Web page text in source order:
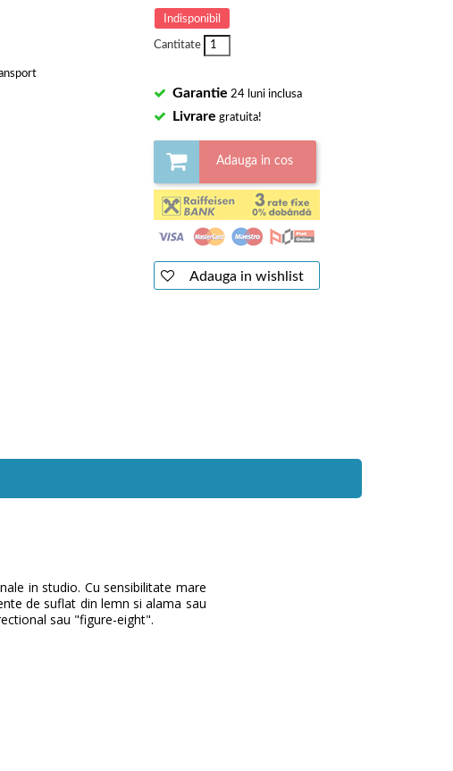
Indisponibil
Cantitate
Garantie 24 luni inclusa
Livrare gratuita!
Adauga in cos
Adauga in wishlist
in studio. Cu sensibilitate mare
de suflat din lemn si alama sau
sau "figure-eight".